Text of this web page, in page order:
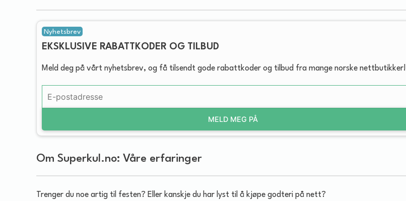
Nyhetsbrev
EKSKLUSIVE RABATTKODER OG TILBUD
Meld deg på vårt nyhetsbrev, og få tilsendt gode rabattkoder og tilbud fra mange norske nettbutikker!
MELD MEG PÅ
Om Superkul.no: Våre erfaringer
Trenger du noe artig til festen? Eller kanskje du har lyst til å kjøpe godteri på nett?